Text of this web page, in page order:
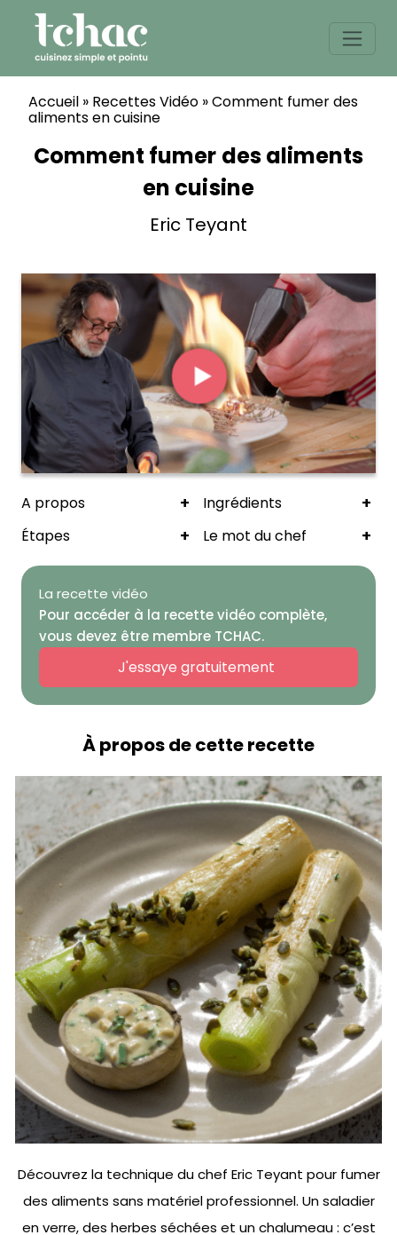
content
Accueil » Recettes Vidéo »Comment fumer des
aliments en cuisine
Comment fumer des aliments
en cuisine
Eric Teyant
A propos + Ingrédients +
Étapes + Le mot du chef +
La recette vidéo
Pour accéder à la recette vidéo complète,
vous devez être membre TCHAC.
J'essaye gratuitement
Découvrez la technique du chef Eric Teyant pour fumer
des aliments sans matériel professionnel. Un saladier
en verre, des herbes séchées et un chalumeau : c’est
À propos de cette recette